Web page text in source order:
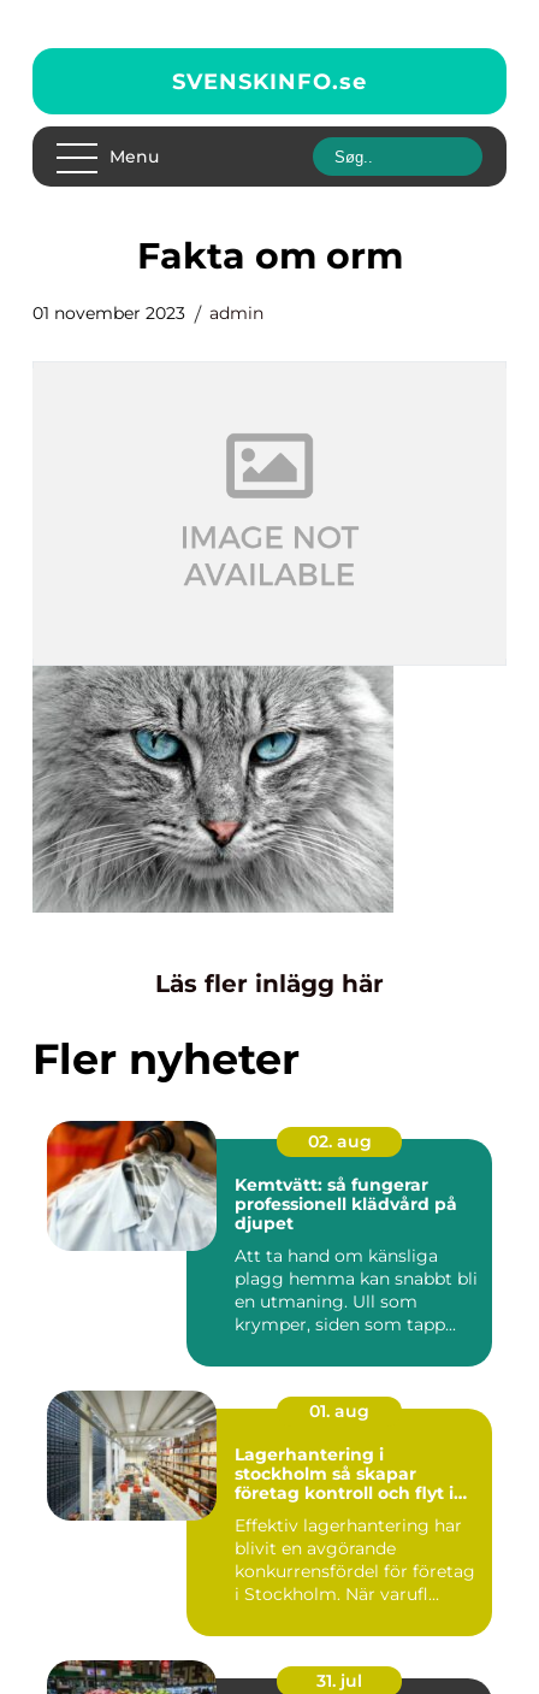
SVENSKINFO.se
Menu
fakta om orm
01 november 2023 admin
Läs fler inlägg här
Fler nyheter
02. aug
Kemtvätt: så fungerar
professionell klädvård på
djupet
Att ta hand om känsliga
plagg hemma kan snabbt bli
en utmaning. Ull som
krymper, siden som tapp...
01. aug
Lagerhantering i
stockholm så skapar
företag kontroll och flyt i
Effektiv lagerhantering har
blivit en avgörande
konkurrensfördel för företag
i Stockholm. När varufl...
31. jul